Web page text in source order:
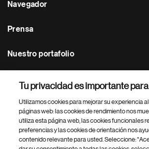
Navegador
Prensa
Nuestro portafolio
Footer Site Search
Tu privacidad es importante
Utilizamos cookies para mejorar su experiencia
páginas web: las cookies de rendimiento nos
utiliza esta página web, las cookies funcionales
preferencias y las cookies de orientación nos
contenido relevante para usted. Seleccione: